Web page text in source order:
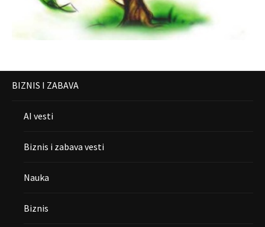
BIZNIS I ZABAVA
AI vesti
Biznis i zabava vesti
Nauka
Biznis